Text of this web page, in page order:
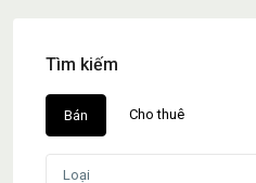
Tìm kiếm
Bán Cho thuê
Loại